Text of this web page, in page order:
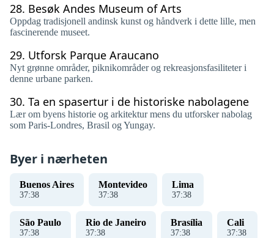
28. Besøk Andes Museum of Arts
Oppdag tradisjonell andinsk kunst og håndverk i dette lille, men
fascinerende museet.
29. Utforsk Parque Araucano
Nyt grønne områder, piknikområder og rekreasjonsfasiliteter i
denne urbane parken.
30. Ta en spasertur i de historiske nabolagene
Lær om byens historie og arkitektur mens du utforsker nabolag
som Paris-Londres, Brasil og Yungay.
Byer i nærheten
Buenos Aires
37:38
Montevideo
37:38
Lima
37:38
São Paulo
37:38
Rio de Janeiro
37:38
Brasília
37:38
Cali
37:38